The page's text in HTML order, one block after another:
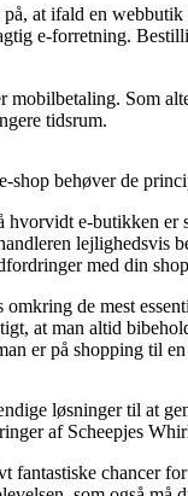
at ifald en webbutik
e-forretning.
mobilbetaling. Som
tidsrum.
shop behøver de
hvorvidt e-butikken
lejlighedsvis
med din
omkring de mest
at man altid
er på shopping til
løsninger til at
af Scheepjes
fantastiske chancer